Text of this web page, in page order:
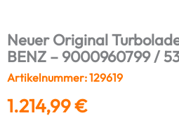
Neuer Original
BENZ – 9000960799 /
Artikelnummer: 129619
1.214,99€